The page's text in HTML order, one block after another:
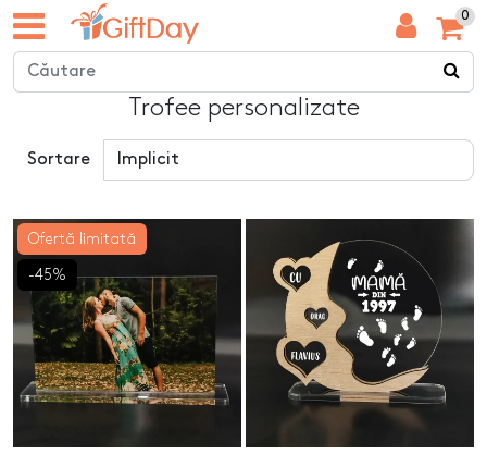
0
Trofee personalizate
Sortare
Ofertă limitată
-45%